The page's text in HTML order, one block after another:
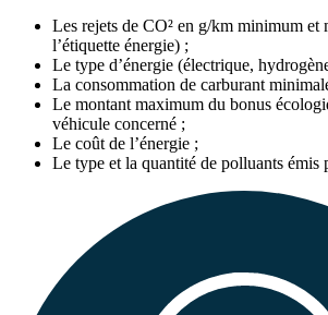
Les rejets de CO² en g/km minimum et
l’étiquette énergie) ;
Le type d’énergie (électrique,
La consommation de carburant
Le montant maximum du bonus
véhicule concerné ;
Le coût de l’énergie ;
Le type et la quantité de polluants émis